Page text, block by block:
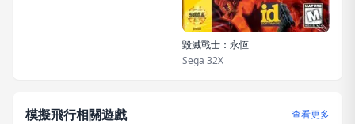
毀滅戰士：永恆
Sega 32X
模擬飛行相關遊戲 查看更多